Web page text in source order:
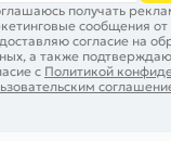
получать
сообщения
согласие на
а также
с Политикой